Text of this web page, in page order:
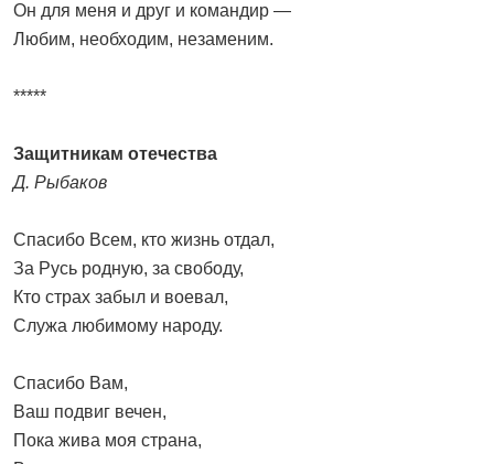
Он для меня и друг и командир —
Любим, необходим, незаменим.
*****
Защитникам отечества
Д. Рыбаков
Спасибо Всем, кто жизнь отдал,
За Русь родную, за свободу,
Кто страх забыл и воевал,
Служа любимому народу.
Спасибо Вам,
Ваш подвиг вечен,
Пока жива моя страна,